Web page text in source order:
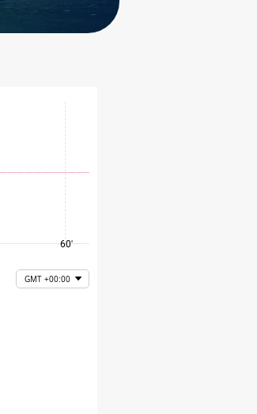
60'
GMT +00:00